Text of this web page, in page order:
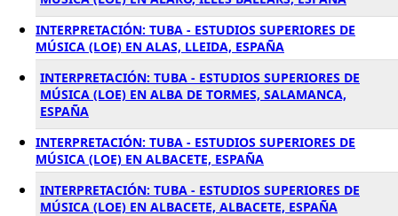
INTERPRETACIÓN: TUBA - ESTUDIOS SUPERIORES DE
MÚSICA (LOE) EN ALAS, LLEIDA, ESPAÑA
INTERPRETACIÓN: TUBA - ESTUDIOS SUPERIORES DE
MÚSICA (LOE) EN ALBA DE TORMES, SALAMANCA,
ESPAÑA
INTERPRETACIÓN: TUBA - ESTUDIOS SUPERIORES DE
MÚSICA (LOE) EN ALBACETE, ESPAÑA
INTERPRETACIÓN: TUBA - ESTUDIOS SUPERIORES DE
MÚSICA (LOE) EN ALBACETE, ALBACETE, ESPAÑA